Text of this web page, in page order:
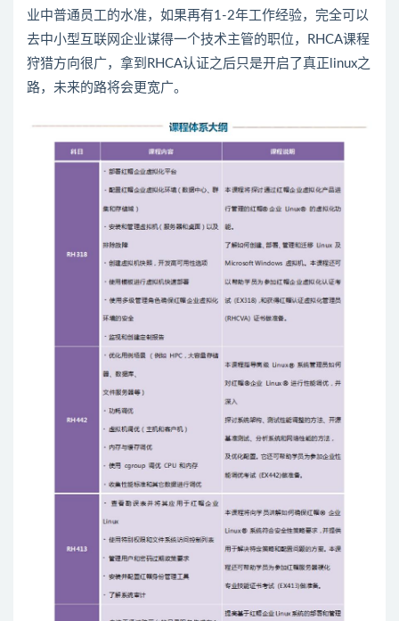
业中普通员工的水准，如果再有1-2年工作经验，完全可以
去中小型互联网企业谋得一个技术主管的职位，RHCA课程
狩猎方向很广，拿到RHCA认证之后只是开启了真正linux之
路，未来的路将会更宽广。